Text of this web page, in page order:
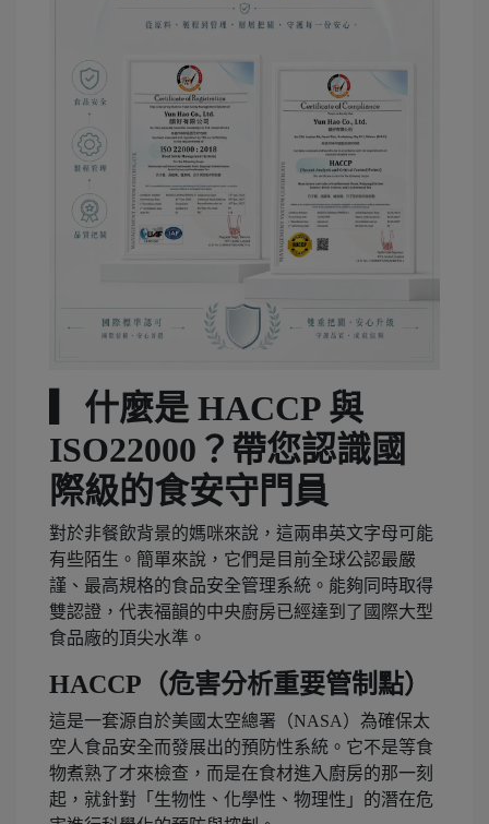
▎什麼是 HACCP 與
ISO22000？帶您認識國
際級的食安守門員
對於非餐飲背景的媽咪來說，這兩串英文字母可能
有些陌生。簡單來說，它們是目前全球公認最嚴
謹、最高規格的食品安全管理系統。能夠同時取得
雙認證，代表福韻的中央廚房已經達到了國際大型
食品廠的頂尖水準。
HACCP（危害分析重要管制點）
這是一套源自於美國太空總署（NASA）為確保太
空人食品安全而發展出的預防性系統。它不是等食
物煮熟了才來檢查，而是在食材進入廚房的那一刻
起，就針對「生物性、化學性、物理性」的潛在危